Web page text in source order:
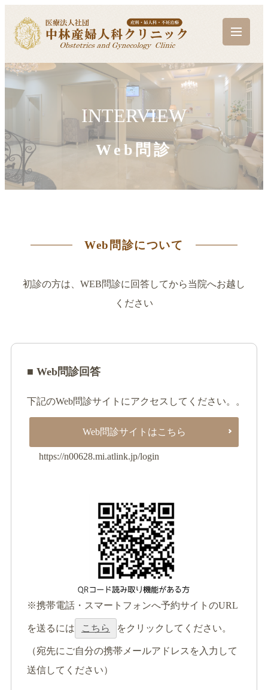
INTERVIEW
Web問診
Web問診について
初診の方は、WEB問診に回答してから当院へお越し
ください
■ Web問診回答
下記のWeb問診サイトにアクセスしてください。。
Web問診サイトはこちら
https://n00628.mi.atlink.jp/login
※携帯電話・スマートフォンへ予約サイトのURL
を送るには こちら をクリックしてください。
（宛先にご自分の携帯メールアドレスを入力して
送信してください）